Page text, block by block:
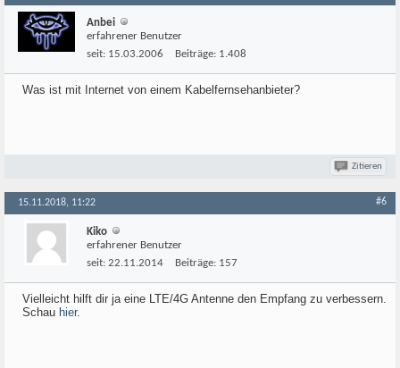
Anbei
erfahrener Benutzer
seit: 15.03.2006 Beiträge: 1.408
Was ist mit Internet von einem Kabelfernsehanbieter?
Zitieren
15.11.2018, 11:22 #6
Kiko
erfahrener Benutzer
seit: 22.11.2014 Beiträge: 157
Vielleicht hilft dir ja eine LTE/4G Antenne den Empfang zu verbessern.
Schau hier.